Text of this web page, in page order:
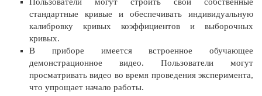
стандартные кривые и обеспечивать индивидуальную
калибровку кривых коэффициентов и выборочных
кривых.
В приборе имеется встроенное обучающее
демонстрационное видео. Пользователи могут
просматривать видео во время проведения эксперимента,
что упрощает начало работы.